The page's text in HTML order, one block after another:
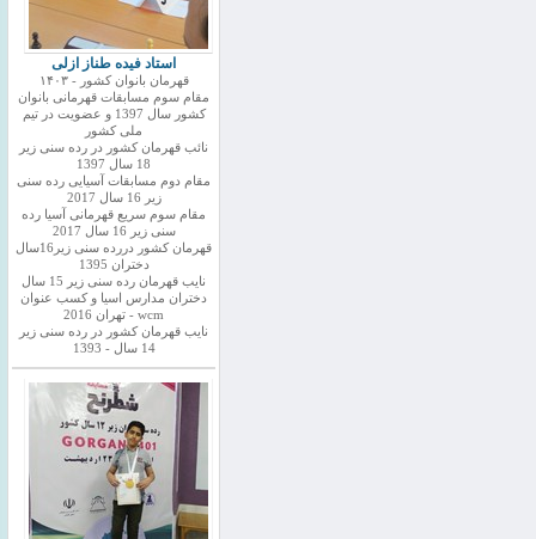
استاد فیده طناز ازلی
قهرمان بانوان کشور - ۱۴۰۳
مقام سوم مسابقات قهرمانی بانوان
کشور سال 1397 و عضویت در تیم
ملی کشور
نائب قهرمان کشور در رده سنی زیر
18 سال 1397
مقام دوم مسابقات آسیایی رده سنی
زیر 16 سال 2017
مقام سوم سریع قهرمانی آسیا رده
سنی زیر 16 سال 2017
قهرمان کشور دررده سنی زیر16سال
دختران 1395
نایب قهرمان رده سنی زیر 15 سال
دختران مدارس اسیا و کسب عنوان
wcm - تهران 2016
نایب قهرمان کشور در رده سنی زیر
14 سال - 1393